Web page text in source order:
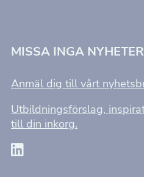
MISSA INGA NYHETER
Anmäl dig till vårt
Utbildningsförslag,
till din inkorg.